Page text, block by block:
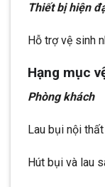
Thiết bị hiện
Hỗ trợ vệ sinh
Hạng mục
Phòng khách
Lau bụi nội thất
Hút bụi và lau